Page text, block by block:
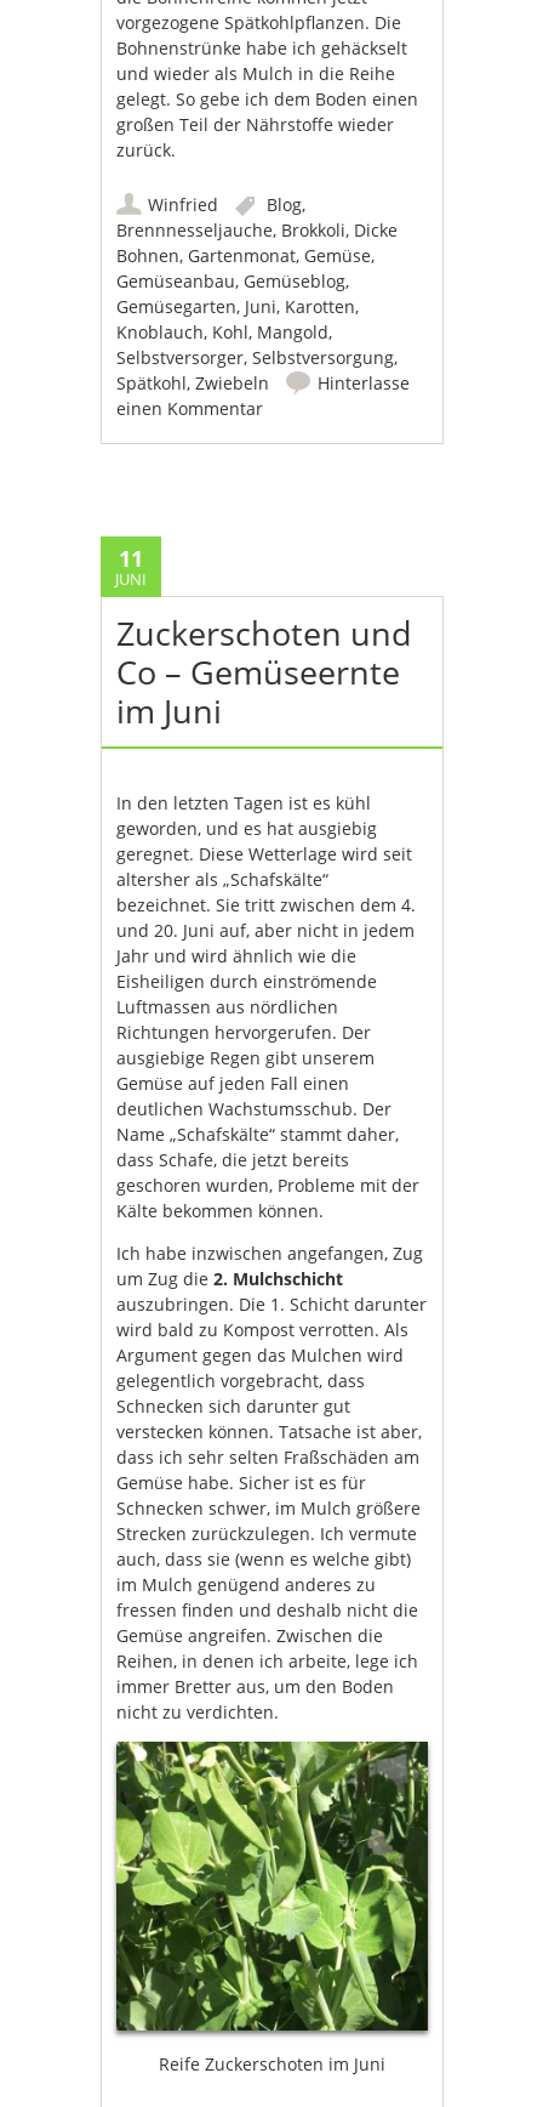
vorgezogene Spätkohlpflanzen. Die
Bohnenstrünke habe ich gehäckselt
und wieder als Mulch in die Reihe
gelegt. So gebe ich dem Boden einen
großen Teil der Nährstoffe wieder
zurück.
Winfried Blog,
Brennnesseljauche, Brokkoli, Dicke
Bohnen, Gartenmonat, Gemüse,
Gemüseanbau, Gemüseblog,
Gemüsegarten, Juni, Karotten,
Knoblauch, Kohl, Mangold,
Selbstversorger,Selbstversorgung,
Spätkohl,Zwiebeln
Hinterlasse
einen Kommentar
11
JUNI
Zuckerschoten und
Co – Gemüseernte
im Juni
In den letzten Tagen ist es kühl
geworden, und es hat ausgiebig
geregnet. Diese Wetterlage wird seit
altersher als „Schafskälte“
bezeichnet. Sie tritt zwischen dem 4.
und 20. Juni auf, aber nicht in jedem
Jahr und wird ähnlich wie die
Eisheiligen durch einströmende
Luftmassen aus nördlichen
Richtungen hervorgerufen. Der
ausgiebige Regen gibt unserem
Gemüse auf jeden Fall einen
deutlichen Wachstumsschub. Der
Name „Schafskälte“ stammt daher,
dass Schafe, die jetzt bereits
geschoren wurden, Probleme mit der
Kälte bekommen können.
Ich habe inzwischen angefangen, Zug
um Zug die2. Mulchschicht
auszubringen. Die 1. Schicht darunter
wird bald zu Kompost verrotten. Als
Argument gegen das Mulchen wird
gelegentlich vorgebracht, dass
Schnecken sich darunter gut
verstecken können. Tatsache ist aber,
dass ich sehr selten Fraßschäden am
Gemüse habe. Sicher ist es für
Schnecken schwer, im Mulch größere
Strecken zurückzulegen. Ich vermute
auch, dass sie (wenn es welche gibt)
im Mulch genügend anderes zu
fressen finden und deshalb nicht die
Gemüse angreifen. Zwischen die
Reihen, in denen ich arbeite, lege ich
immer Bretter aus, um den Boden
nicht zu verdichten.
Reife Zuckerschoten im Juni